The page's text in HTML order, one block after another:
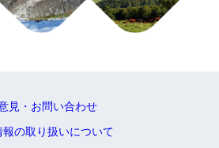
見・お問い合わせ
報の取り扱いについて